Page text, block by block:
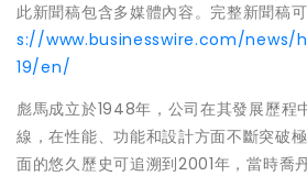
此新聞稿包含多媒體內容。完整新聞稿
s://www.businesswire.com/news/
19/en/
彪馬成立於1948年，公司在其發展歷程
線，在性能、功能和設計方面不斷突破
面的悠久歷史可追溯到2001年，當時喬